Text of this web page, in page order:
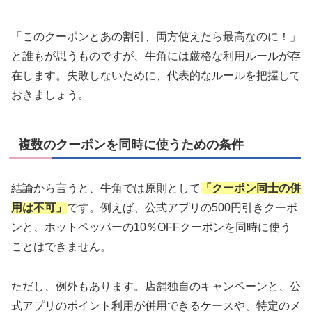
「このクーポンとあの割引、両方使えたら最高なのに！」
と誰もが思うものですが、牛角には厳格な利用ルールが存
在します。失敗しないために、代表的なルールを把握して
おきましょう。
複数のクーポンを同時に使うための条件
結論から言うと、牛角では原則として
「クーポン同士の併
用は不可」 です。例えば、公式アプリの500円引きクーポ
ンと、ホットペッパーの10％OFFクーポンを同時に使う
ことはできません。
ただし、例外もあります。店舗独自のキャンペーンと、公
式アプリのポイント利用が併用できるケースや、特定のメ